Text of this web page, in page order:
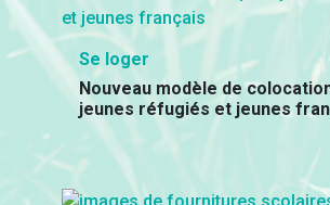
Se loger
Nouveau modèle de
jeunes réfugiés et jeunes